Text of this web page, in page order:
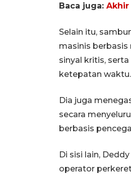
Baca juga:
Selain itu,
masinis
sinyal kritis,
ketepatan waktu.
Dia juga
secara
berbasis
Di sisi lain,
operator